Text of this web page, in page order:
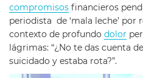
compromisos financieros
periodista de ‘mala leche’ por
contexto de profundo dolor
lágrimas: “¿No te das cuenta
suicidado y estaba rota?”.